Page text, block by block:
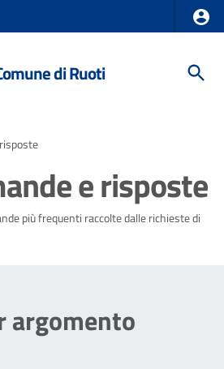
di Ruoti
e risposte
più frequenti raccolte dalle richieste di
argomento